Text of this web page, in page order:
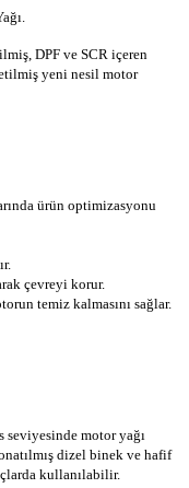
DPF ve SCR içeren
yeni nesil motor
ürün optimizasyonu
çevreyi korur.
temiz kalmasını sağlar.
motor yağı
dizel binek ve hafif
kullanılabilir.